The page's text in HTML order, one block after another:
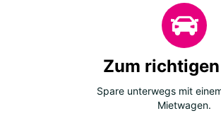
Zum
Spare unterwegs mit
Mietwagen.